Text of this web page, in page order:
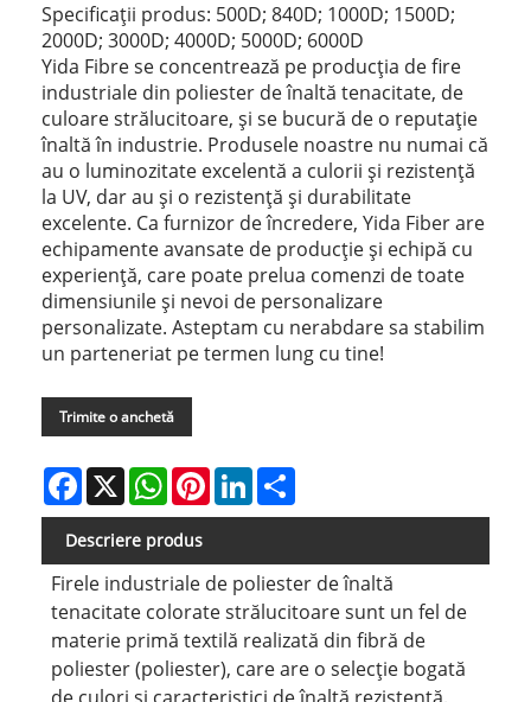
Specificații produs: 500D; 840D; 1000D; 1500D;
2000D; 3000D; 4000D; 5000D; 6000D
Yida Fibre se concentrează pe producția de fire
industriale din poliester de înaltă tenacitate, de
culoare strălucitoare, și se bucură de o reputație
înaltă în industrie. Produsele noastre nu numai că
au o luminozitate excelentă a culorii și rezistență
la UV, dar au și o rezistență și durabilitate
excelente. Ca furnizor de încredere, Yida Fiber are
echipamente avansate de producție și echipă cu
experiență, care poate prelua comenzi de toate
dimensiunile și nevoi de personalizare
personalizate. Asteptam cu nerabdare sa stabilim
un parteneriat pe termen lung cu tine!
Trimite o anchetă
Facebook
X WhatsAppPinterestLinkedIn
Descriere produs
Firele industriale de poliester de înaltă
tenacitate colorate strălucitoare sunt un fel de
materie primă textilă realizată din fibră de
poliester (poliester), care are o selecție bogată